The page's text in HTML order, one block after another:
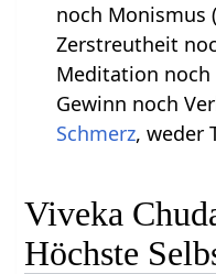
noch Monismus (
Zerstreutheit
Meditation
Gewinn noch
Schmerz, weder
Viveka
Höchste